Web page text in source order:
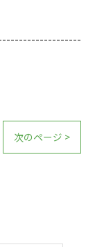
次のページ >